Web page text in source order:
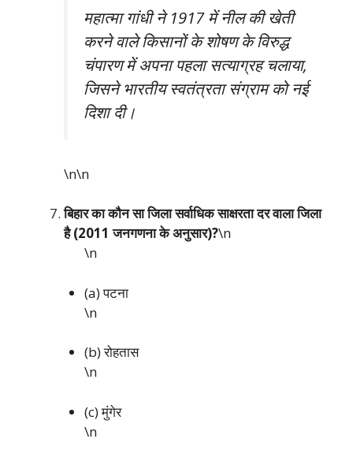
महात्मा गांधी ने 1917 में नील की खेती
करने वाले किसानों के शोषण के विरुद्ध
चंपारण में अपना पहला सत्याग्रह चलाया,
जिसने भारतीय स्वतंत्रता संग्राम को नई
दिशा दी।
\n\n
बिहार का कौन सा जिला सर्वाधिक साक्षरता दर वाला जिला
है (2011 जनगणना के अनुसार)?\n
\n
(a) पटना
\n
(b) रोहतास
\n
(c) मुंगेर
\n